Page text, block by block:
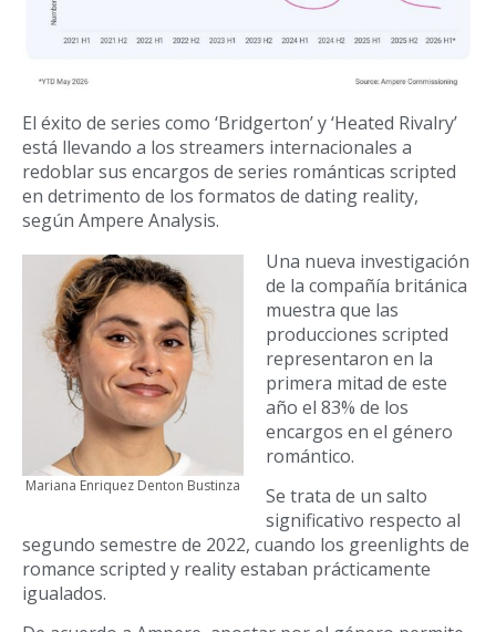
El éxito de series como ‘Bridgerton’ y ‘Heated Rivalry’
está llevando a los streamers internacionales a
redoblar sus encargos de series románticas scripted
en detrimento de los formatos de dating reality,
según Ampere Analysis.
Mariana Enriquez Denton Bustinza
Una nueva investigación
de la compañía británica
muestra que las
producciones scripted
representaron en la
primera mitad de este
año el 83% de los
encargos en el género
romántico.
Se trata de un salto
significativo respecto al
segundo semestre de 2022, cuando los greenlights de
romance scripted y reality estaban prácticamente
igualados.